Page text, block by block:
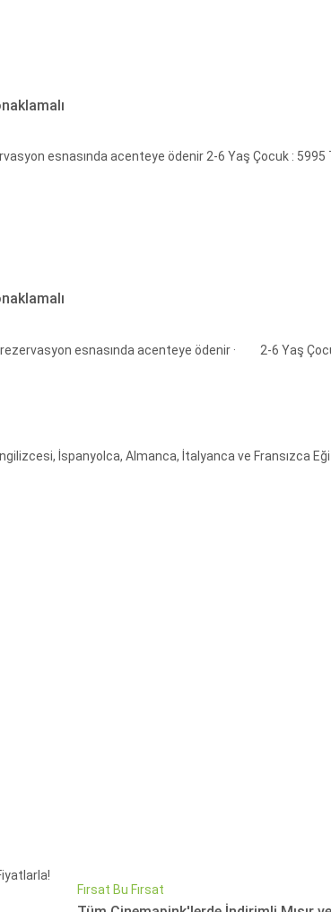
esnasında acenteye ödenir 2-6 Yaş Çocuk : 5995
esnasında acenteye ödenir · 2-6 Yaş
Fırsat Bu Fırsat